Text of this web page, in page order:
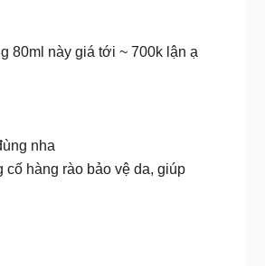
80ml này giá tới ~ 700k lận ạ
nha
hàng rào bảo vệ da, giúp